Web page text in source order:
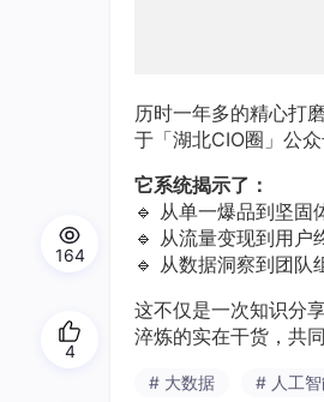
历时一年多的精心打磨
于「湖北CIO圈」公
它系统揭示了：
🔹 从单一爆品到坚固
🔹 从流量变现到用户
🔹 从数据洞察到团队
这不仅是一次知识分
淬炼的实在干货，共
# 大数据 # 人工
164
4